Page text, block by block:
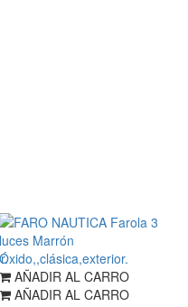
AÑADIR AL CARRO
AÑADIR AL CARRO